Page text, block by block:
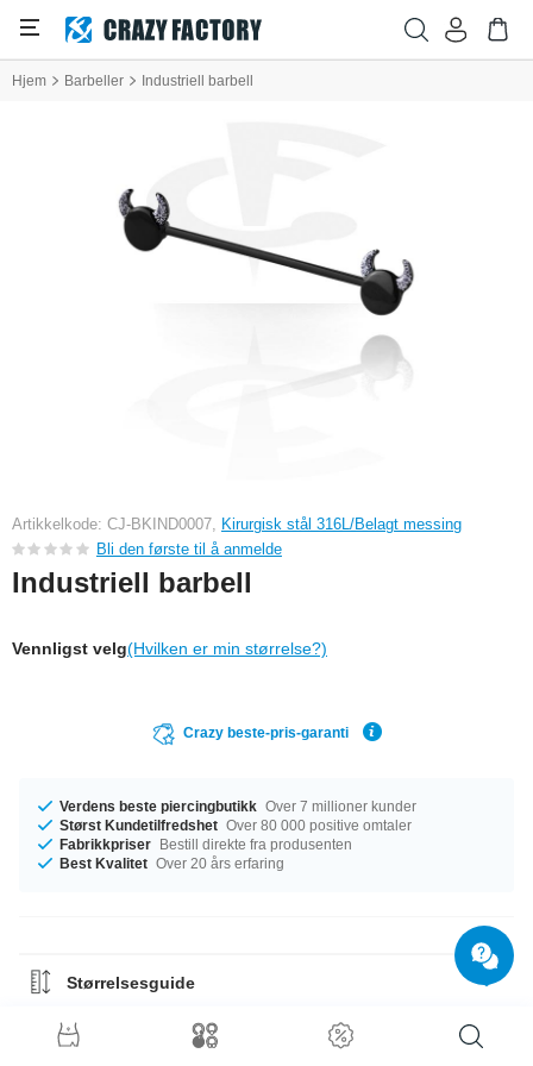
Hjem Barbeller Industriell barbell
Artikkelkode: CJ-BKIND0007, Kirurgisk stål 316L/Belagt messing
Bli den første til å anmelde
Industriell barbell
Vennligst velg(Hvilken er min størrelse?)
Crazy beste-pris-garanti
Verdens beste piercingbutikk Over 7 millioner kunder
Størst Kundetilfredshet Over 80 000 positive omtaler
Fabrikkpriser Bestill direkte fra produsenten
Best Kvalitet Over 20 års erfaring
Størrelsesguide
Materialguide